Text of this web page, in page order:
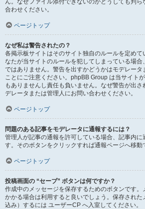
ん。なぜファイル添付できないのかどうしても判
合わせください。
ページトップ
なぜ私は警告されたの？
各掲示板サイトはそのサイト独自のルールを定めて
なたが当サイトのルールを犯してしまっている場
ではありません。警告を出すかどうかはモデレータ
ことにご注意ください。phpBB Group は当サイト
もありませんし責任も負いません。なぜ警告が出
デレータまたは管理人にお問い合わせください。
ページトップ
問題のある記事をモデレータに通報するには？
管理人が記事の通報を許可している場合、記事内に
す。そのボタンをクリックすれば通報ページへ移動
ページトップ
投稿画面の “セーブ” ボタンは何ですか？
作成中のメッセージを保存するためのボタンです
かかる場合は利用すると良いでしょう。保存され
込み）するには ユーザーCP へ入室してください。